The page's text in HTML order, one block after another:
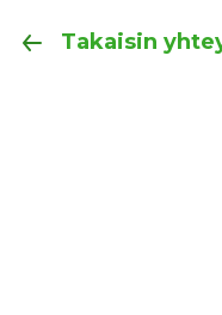
Takaisin